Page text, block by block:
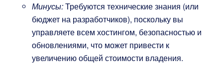
Минусы:Требуются технические знания (или
бюджет на разработчиков), поскольку вы
управляете всем хостингом, безопасностью и
обновлениями, что может привести к
увеличению общей стоимости владения.